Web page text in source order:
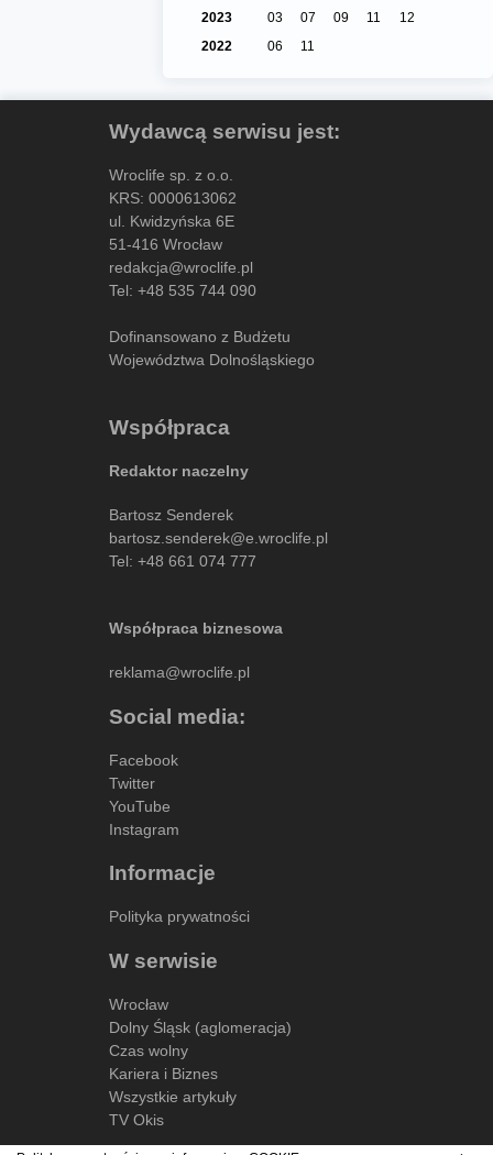
2023
03 07 09 11
12
2022
06 11
Wydawcą serwisu jest:
Wroclife sp. z o.o.
KRS: 0000613062
ul. Kwidzyńska 6E
51-416 Wrocław
redakcja@wroclife.pl
Tel: +48 535 744 090
Dofinansowano z Budżetu
Województwa Dolnośląskiego
Współpraca
Redaktor naczelny
Bartosz Senderek
bartosz.senderek@e.wroclife.pl
Tel: +48 661 074 777
Współpraca biznesowa
reklama@wroclife.pl
Social media:
Facebook
Twitter
YouTube
Instagram
Informacje
Polityka prywatności
W serwisie
Wrocław
Dolny Śląsk (aglomeracja)
Czas wolny
Kariera i Biznes
Wszystkie artykuły
TV Okis